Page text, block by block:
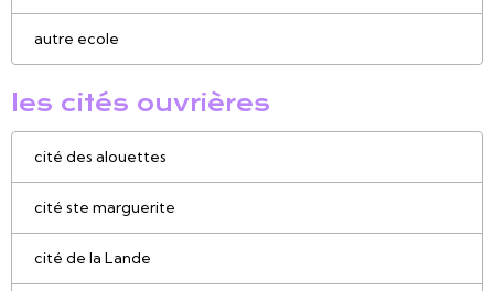
autre ecole
les cités ouvrières
cité des alouettes
cité ste marguerite
cité de la Lande